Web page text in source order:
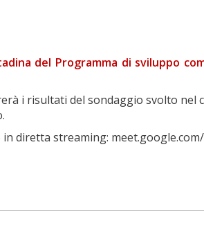
del Programma di sviluppo
i risultati del sondaggio svolto nel
diretta streaming: